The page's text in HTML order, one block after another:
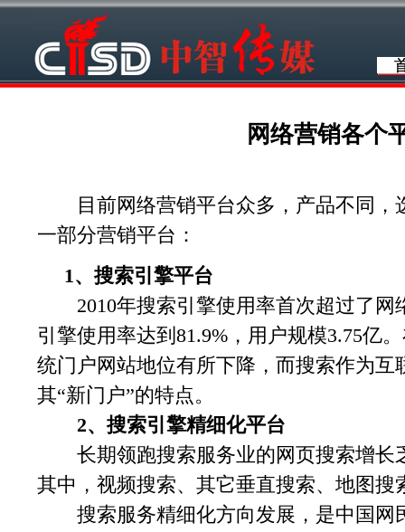
网络营销各个
目前网络营销平台众多，产品不同，
一部分营销平台：
1、搜索引擎平台
2010年搜索引擎使用率首次超过了网
引擎使用率达到81.9%，用户规模3.75亿
统门户网站地位有所下降，而搜索作为
其“新门户”的特点。
2、搜索引擎精细化平台
长期领跑搜索服务业的网页搜索增长
其中，视频搜索、其它垂直搜索、地图搜
搜索服务精细化方向发展，是中国网